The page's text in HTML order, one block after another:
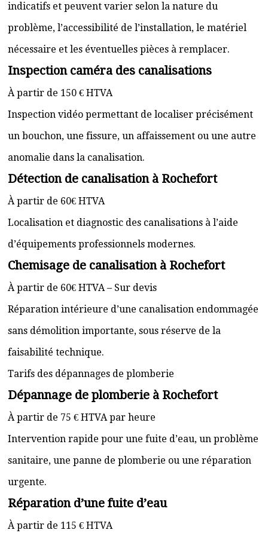
indicatifs et peuvent varier selon la nature du
problème, l’accessibilité de l’installation, le matériel
nécessaire et les éventuelles pièces à remplacer.
Inspection caméra des canalisations
À partir de 150 € HTVA
Inspection vidéo permettant de localiser précisément
un bouchon, une fissure, un affaissement ou une autre
anomalie dans la canalisation.
Détection de canalisation à Rochefort
À partir de 60€ HTVA
Localisation et diagnostic des canalisations à l’aide
d’équipements professionnels modernes.
Chemisage de canalisation à Rochefort
À partir de 60€ HTVA – Sur devis
Réparation intérieure d’une canalisation endommagée
sans démolition importante, sous réserve de la
faisabilité technique.
Tarifs des dépannages de plomberie
Dépannage de plomberie à Rochefort
À partir de 75 € HTVA par heure
Intervention rapide pour une fuite d’eau, un problème
sanitaire, une panne de plomberie ou une réparation
urgente.
Réparation d’une fuite d’eau
À partir de 115 € HTVA